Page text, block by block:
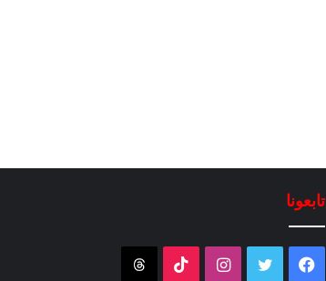
تابعونا
فيسبوك تويتر انستقرام‫TikTok